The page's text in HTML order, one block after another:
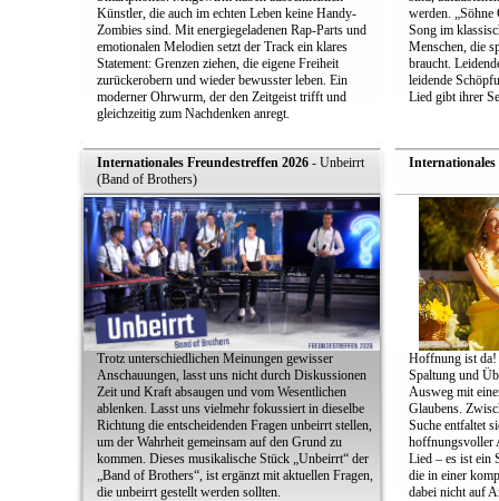
Künstler, die auch im echten Leben keine Handy-
Zombies sind. Mit energiegeladenen Rap-Parts und
emotionalen Melodien setzt der Track ein klares
Statement: Grenzen ziehen, die eigene Freiheit
zurückerobern und wieder bewusster leben. Ein
moderner Ohrwurm, der den Zeitgeist trifft und
gleichzeitig zum Nachdenken anregt.
werden. „Söhne
Song im
Menschen, die
braucht.
leidende
Lied gibt ihrer
Internationales Freundestreffen 2026- Unbeirrt
(Band of Brothers)
Trotz unterschiedlichen Meinungen gewisser
Anschauungen, lasst uns nicht durch Diskussionen
Zeit und Kraft absaugen und vom Wesentlichen
ablenken. Lasst uns vielmehr fokussiert in dieselbe
Richtung die entscheidenden Fragen unbeirrt stellen,
um der Wahrheit gemeinsam auf den Grund zu
kommen. Dieses musikalische Stück „Unbeirrt“ der
„Band of Brothers“, ist ergänzt mit aktuellen Fragen,
die unbeirrt gestellt werden sollten.
Internationales
Hoffnung ist da!
Spaltung und
Ausweg mit
Glaubens.
Suche entfaltet
hoffnungsvoller
Lied – es ist ein
die in einer
dabei nicht auf